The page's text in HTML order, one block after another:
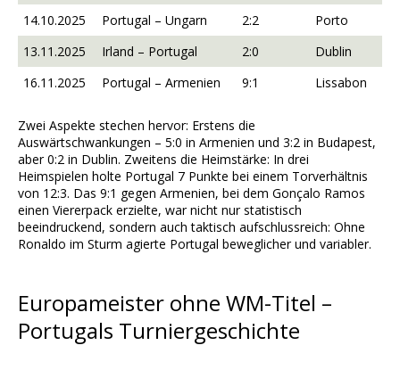
14.10.2025
Portugal – Ungarn 2:2
Porto
13.11.2025
Irland – Portugal 2:0
Dublin
16.11.2025
Portugal – Armenien 9:1 Lissabon
Zwei Aspekte stechen hervor: Erstens die
Auswärtschwankungen – 5:0 in Armenien und 3:2 in Budapest,
aber 0:2 in Dublin. Zweitens die Heimstärke: In drei
Heimspielen holte Portugal 7 Punkte bei einem Torverhältnis
von 12:3. Das 9:1 gegen Armenien, bei dem Gonçalo Ramos
einen Viererpack erzielte, war nicht nur statistisch
beeindruckend, sondern auch taktisch aufschlussreich: Ohne
Ronaldo im Sturm agierte Portugal beweglicher und variabler.
Europameister ohne WM-Titel –
Portugals Turniergeschichte